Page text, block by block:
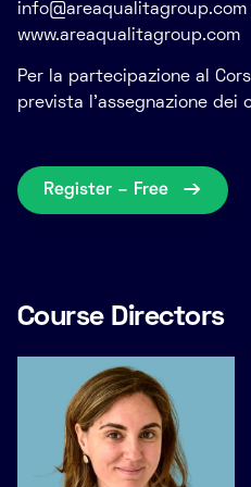
info@areaqualitagroup.com
www.areaqualitagroup.com
Per la partecipazione al
prevista l’assegnazione dei
Register – Free
Course Directors